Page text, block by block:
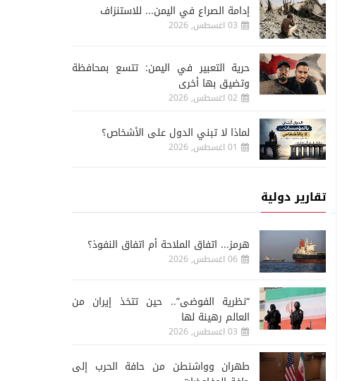
إدامة الصراع في اليمن... للاستنزاف
03 اغسطس, 2026
حرية التعبير في اليمن: تتسع بمحافظة
وتضيق بها أخرى
02 اغسطس, 2026
لماذا لا تبني الدول على الأشخاص؟
01 اغسطس, 2026
تقارير دولية
هرمز... اتفاق الملاحة أم اتفاق النفوذ؟
06 اغسطس, 2026
“نظرية الفوضى”.. حين تتخذ إيران من
العالم رهينة لها
03 اغسطس, 2026
طهران وواشنطن من حافة الحرب إلى